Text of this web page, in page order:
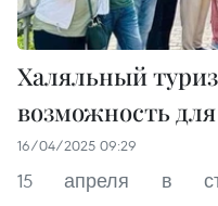
Халяльный
возможность
16/04/2025 09:29
15 апреля в